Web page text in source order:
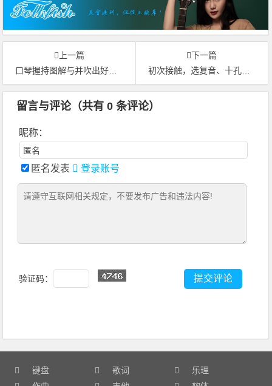
上一篇
口琴握持图解与并吹出好听琴声方法
下一篇
初次接触，选复音、十孔、还是半音阶？口琴多久可以学会？
留言与评论（共有0 条评论）
昵称：
匿名发表 登录账号
验证码：
键盘 歌词
乐理